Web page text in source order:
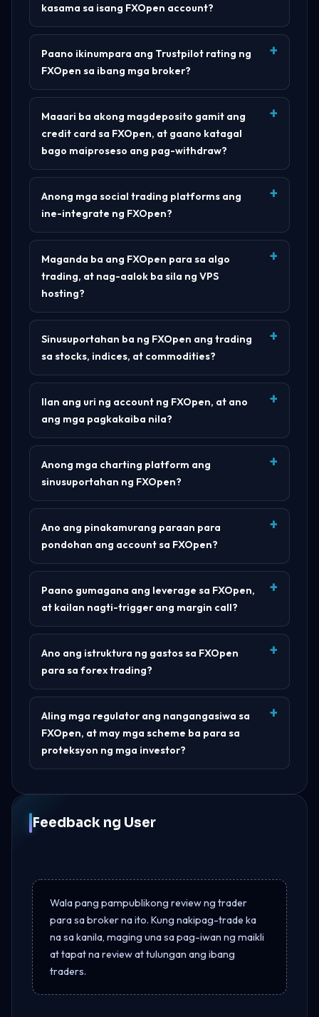
kasama sa isang FXOpen account?
Paano ikinumpara ang Trustpilot rating ng
FXOpen sa ibang mga broker?
Maaari ba akong magdeposito gamit ang
credit card sa FXOpen, at gaano katagal
bago maiproseso ang pag-withdraw?
Anong mga social trading platforms ang
ine-integrate ng FXOpen?
Maganda ba ang FXOpen para sa algo
trading, at nag-aalok ba sila ng VPS
hosting?
Sinusuportahan ba ng FXOpen ang trading
sa stocks, indices, at commodities?
Ilan ang uri ng account ng FXOpen, at ano
ang mga pagkakaiba nila?
Anong mga charting platform ang
sinusuportahan ng FXOpen?
Ano ang pinakamurang paraan para
pondohan ang account sa FXOpen?
Paano gumagana ang leverage sa FXOpen,
at kailan nagti-trigger ang margin call?
Ano ang istruktura ng gastos sa FXOpen
para sa forex trading?
Aling mga regulator ang nangangasiwa sa
FXOpen, at may mga scheme ba para sa
proteksyon ng mga investor?
Feedback ng User
Wala pang pampublikong review ng trader
para sa broker na ito. Kung nakipag-trade ka
na sa kanila, maging una sa pag-iwan ng maikli
at tapat na review at tulungan ang ibang
traders.